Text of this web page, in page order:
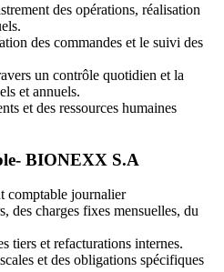
des opérations, réalisation
des commandes et le suivi des
un contrôle quotidien et la
et annuels.
et des ressources humaines
BIONEXX S.A
comptable journalier
des charges fixes mensuelles, du
tiers et refacturations internes.
et des obligations spécifiques